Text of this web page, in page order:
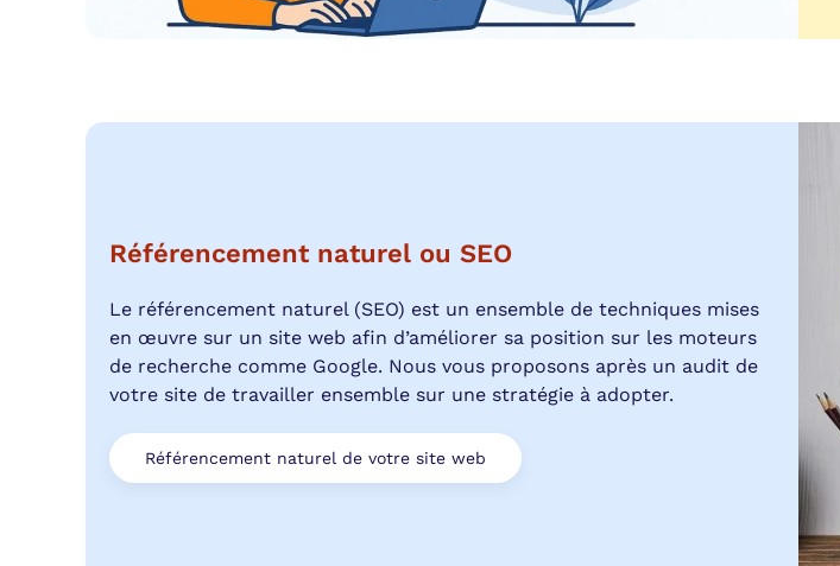
Référencement naturel ou SEO
Le référencement naturel (SEO) est un ensemble de techniques mises
en œuvre sur un site web afin d’améliorer sa position sur les moteurs
de recherche comme Google. Nous vous proposons après un audit de
votre site de travailler ensemble sur une stratégie à adopter.
Référencement naturel de votre site web